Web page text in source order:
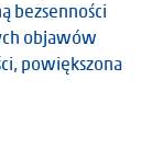
bezsenności
objawów
powiększona